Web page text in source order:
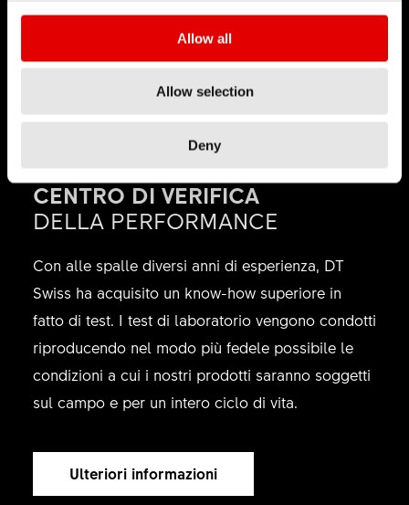
Allow all
Allow selection
Deny
CENTRO DI VERIFICA
DELLA PERFORMANCE
Con alle spalle diversi anni di esperienza, DT
Swiss ha acquisito un know-how superiore in
fatto di test. I test di laboratorio vengono condotti
riproducendo nel modo più fedele possibile le
condizioni a cui i nostri prodotti saranno soggetti
sul campo e per un intero ciclo di vita.
Ulteriori informazioni